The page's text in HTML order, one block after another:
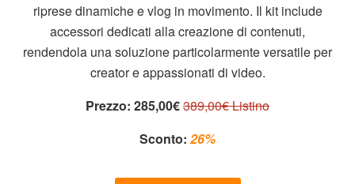
riprese dinamiche e vlog in movimento. Il kit include
accessori dedicati alla creazione di contenuti,
rendendola una soluzione particolarmente versatile per
creator e appassionati di video.
Prezzo: 285,00€389,00€ Listino
Sconto: 26%